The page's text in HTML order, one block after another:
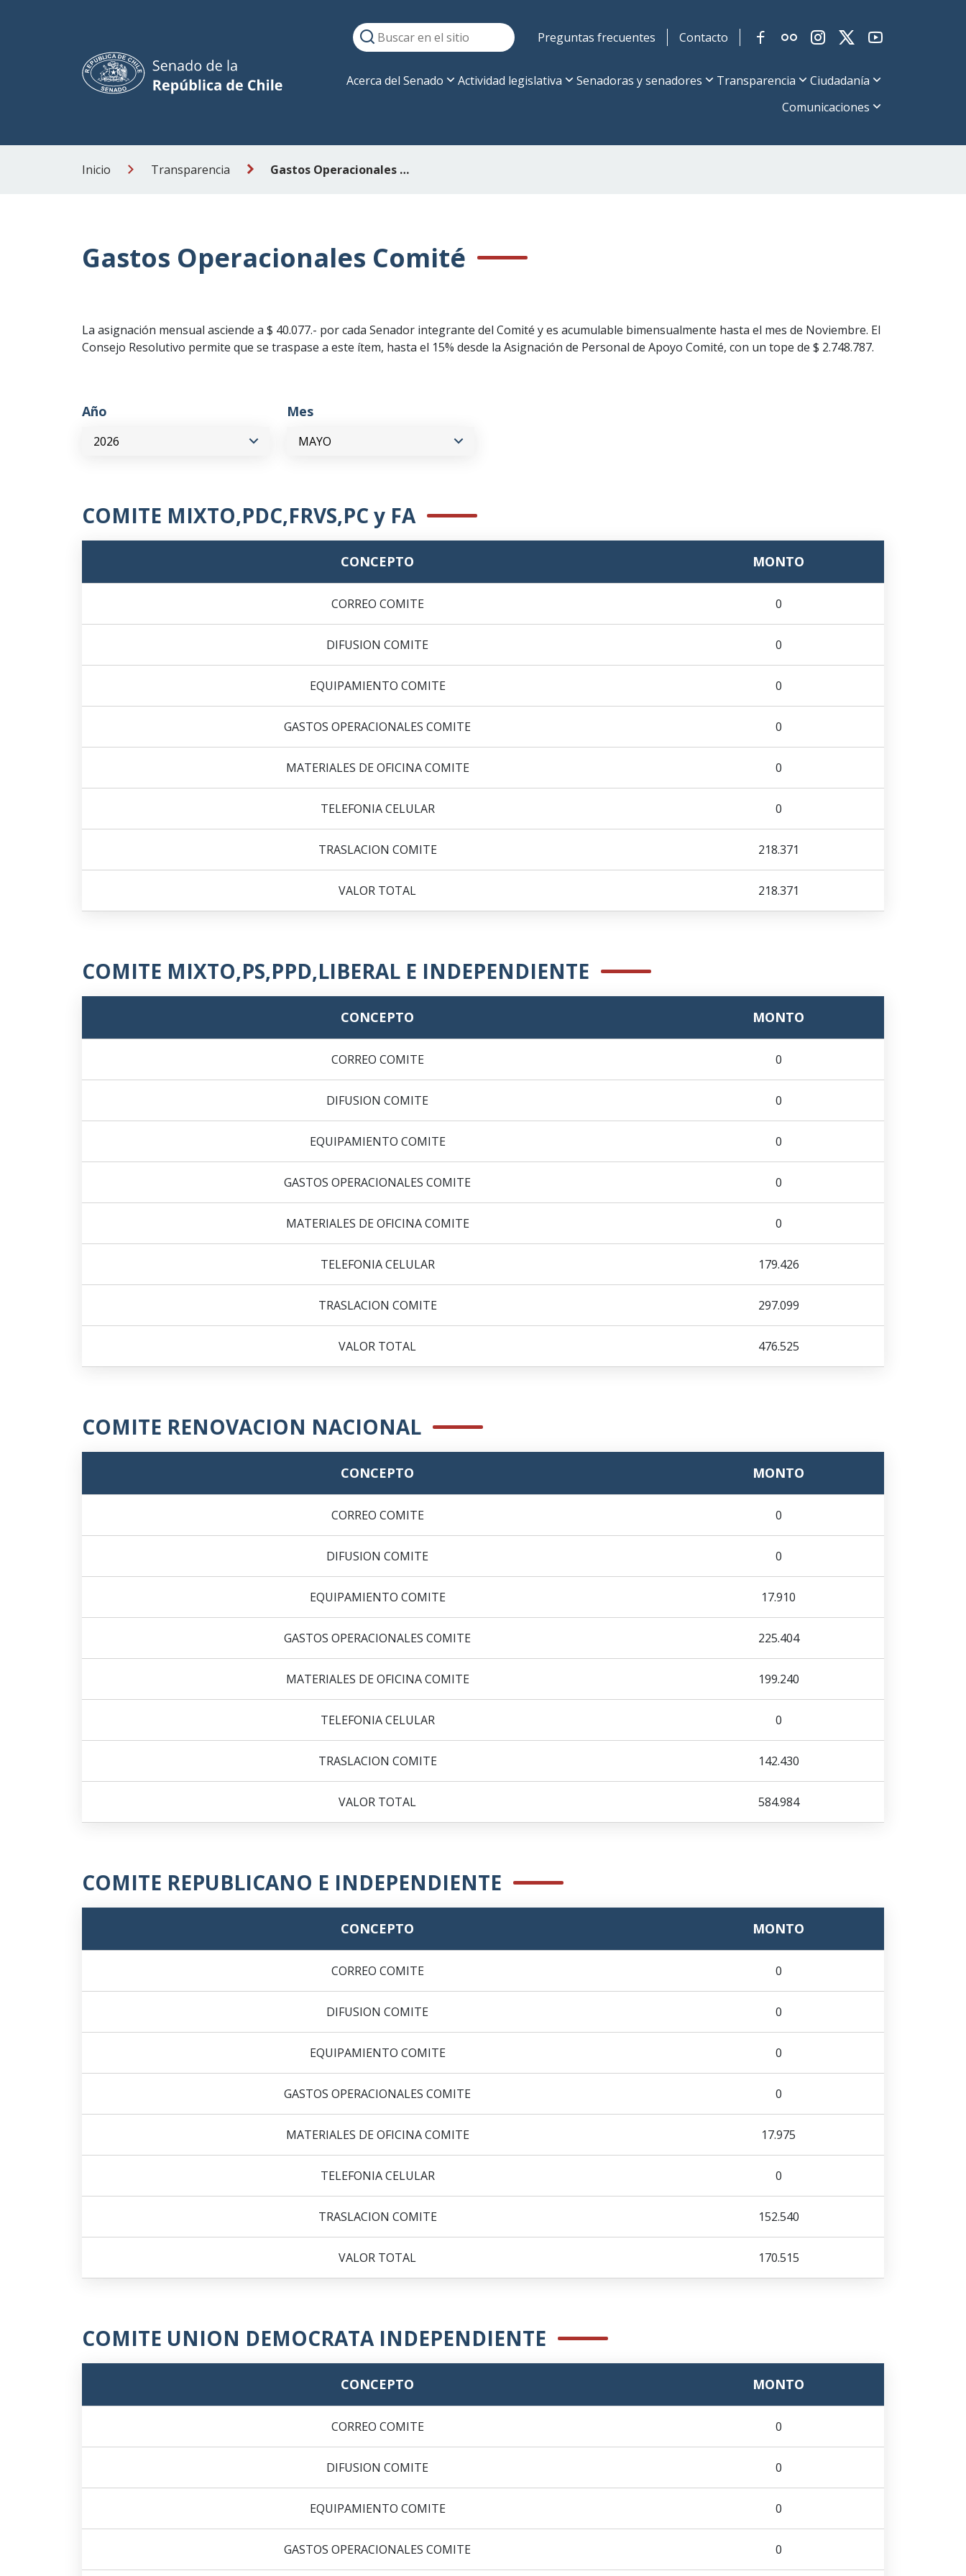
Preguntas frecuentes Contacto
Acerca del Senado Actividad legislativa Senadoras y senadores Transparencia
Ciudadanía
Comunicaciones
Inicio Transparencia Gastos Operacionales Comité
Gastos Operacionales Comité
La asignación mensual asciende a $ 40.077.- por cada Senador integrante del Comité y es acumulable bimensualmente hasta el mes de Noviembre. El
Consejo Resolutivo permite que se traspase a este ítem, hasta el 15% desde la Asignación de Personal de Apoyo Comité, con un tope de $ 2.748.787.
Año Mes
COMITE MIXTO,PDC,FRVS,PC y FA
CONCEPTO MONTO
CORREO COMITE 0
DIFUSION COMITE 0
EQUIPAMIENTO COMITE 0
GASTOS OPERACIONALES COMITE 0
MATERIALES DE OFICINA COMITE 0
TELEFONIA CELULAR 0
TRASLACION COMITE 218.371
VALOR TOTAL 218.371
COMITE MIXTO,PS,PPD,LIBERAL E INDEPENDIENTE
CONCEPTO MONTO
CORREO COMITE 0
DIFUSION COMITE 0
EQUIPAMIENTO COMITE 0
GASTOS OPERACIONALES COMITE 0
MATERIALES DE OFICINA COMITE 0
TELEFONIA CELULAR 179.426
TRASLACION COMITE 297.099
VALOR TOTAL 476.525
COMITE RENOVACION NACIONAL
CONCEPTO MONTO
CORREO COMITE 0
DIFUSION COMITE 0
EQUIPAMIENTO COMITE 17.910
GASTOS OPERACIONALES COMITE 225.404
MATERIALES DE OFICINA COMITE 199.240
TELEFONIA CELULAR 0
TRASLACION COMITE 142.430
VALOR TOTAL 584.984
COMITE REPUBLICANO E INDEPENDIENTE
CONCEPTO MONTO
CORREO COMITE 0
DIFUSION COMITE 0
EQUIPAMIENTO COMITE 0
GASTOS OPERACIONALES COMITE 0
MATERIALES DE OFICINA COMITE 17.975
TELEFONIA CELULAR 0
TRASLACION COMITE 152.540
VALOR TOTAL 170.515
COMITE UNION DEMOCRATA INDEPENDIENTE
CONCEPTO MONTO
CORREO COMITE 0
DIFUSION COMITE 0
EQUIPAMIENTO COMITE 0
GASTOS OPERACIONALES COMITE 0